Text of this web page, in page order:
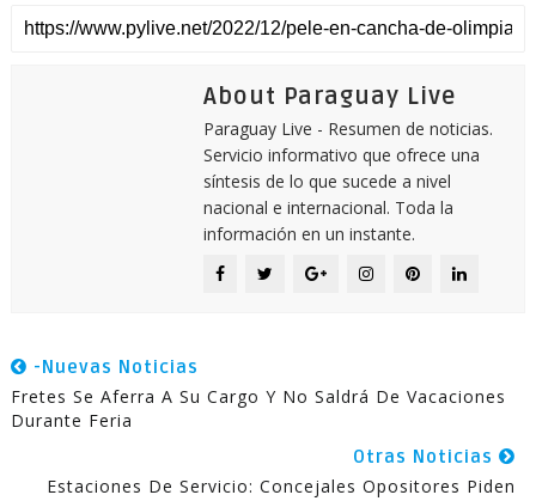
About Paraguay Live
Paraguay Live - Resumen de noticias.
Servicio informativo que ofrece una
síntesis de lo que sucede a nivel
nacional e internacional. Toda la
información en un instante.
-Nuevas Noticias
Fretes Se Aferra A Su Cargo Y No Saldrá De Vacaciones
Durante Feria
Otras Noticias
Estaciones De Servicio: Concejales Opositores Piden